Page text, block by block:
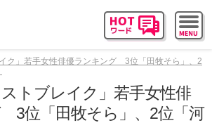
ク」若手女性俳優ランキング 3位「田牧そら」、2
トブレイク」若手女性俳
3位「田牧そら」、2位「河